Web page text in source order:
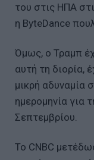
του στις ΗΠΑ
η ByteDance
Όμως, ο Τραμπ
αυτή τη διορία,
μικρή αδυναμία
ημερομηνία για
Σεπτεμβρίου.
Το CNBC